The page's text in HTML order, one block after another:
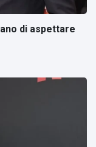
di aspettare